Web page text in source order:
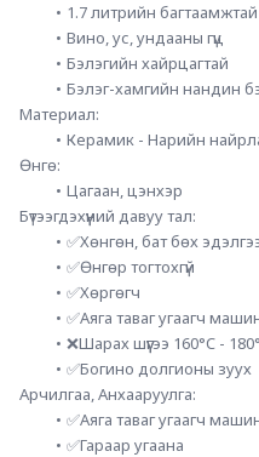
1.7 литрийн багтаамжтай
Вино, ус, ундааны гүц
Бэлэгийн хайрцагтай
Бэлэг-хамгийн нандин
Материал:
Керамик - Нарийн
Өнгө:
Цагаан, цэнхэр
Бүтээгдэхүүний давуу тал:
✅Хөнгөн, бат бөх
✅Өнгөр тогтохгүй
✅Хөргөгч
✅Аяга таваг угаагч
❌Шарах шүүгээ 160°C -
✅Богино долгионы зуух
Арчилгаа, Анхааруулга:
✅Аяга таваг угаагч
✅Гараар угаана